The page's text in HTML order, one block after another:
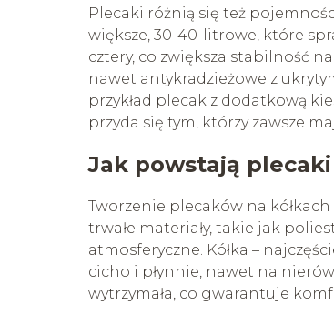
Plecaki różnią się też
większe, 30-40-litrowe, które
cztery, co zwiększa stabilność
nawet antykradzieżowe z
przykład plecak z dodatkową
przyda się tym, którzy zawsze
Jak powstają plecaki
Tworzenie plecaków na
trwałe materiały, takie jak
atmosferyczne. Kółka –
cicho i płynnie, nawet na
wytrzymała, co gwarantuje